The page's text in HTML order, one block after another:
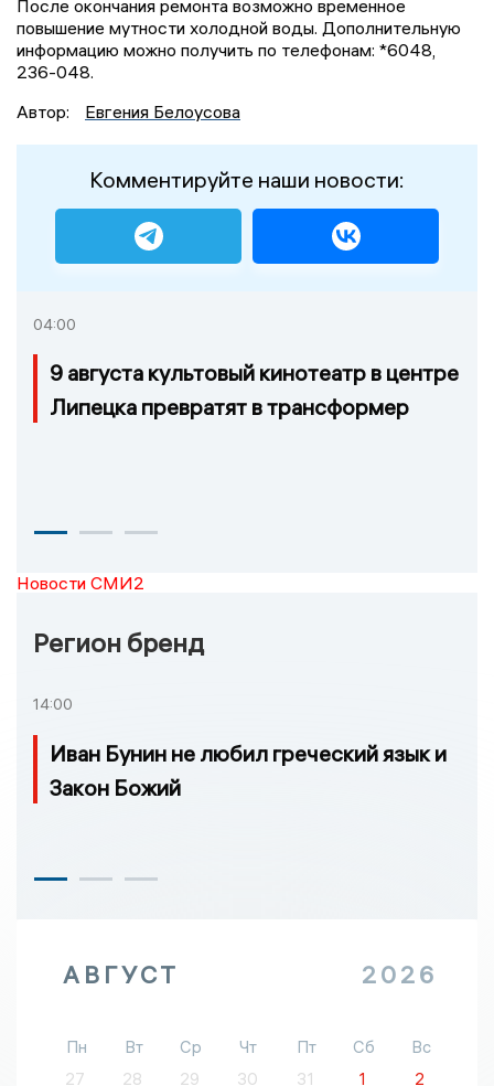
После окончания ремонта возможно временное
повышение мутности холодной воды. Дополнительную
информацию можно получить по телефонам: *6048,
236-048.
Автор:
Евгения Белоусова
Комментируйте наши новости:
04:00
9 августа культовый кинотеатр в центре
Липецка превратят в трансформер
Новости СМИ2
Регион бренд
14:00
Иван Бунин не любил греческий язык и
Закон Божий
АВГУСТ 2026
Пн Вт Ср Чт Пт Сб
Вс
27
28 29 30 31 1 2